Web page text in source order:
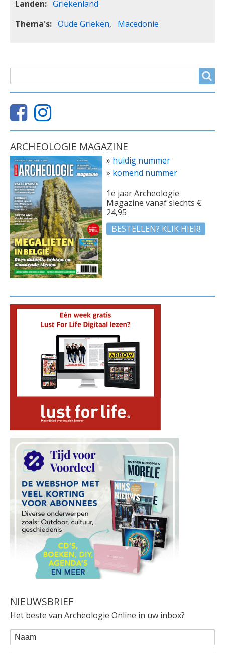
Landen
Griekenland
Thema's
Oude Grieken Macedonië
ZOEKVELD
ARCHEOLOGIE MAGAZINE
» huidig nummer
» komend nummer
1e jaar Archeologie
Magazine vanaf slechts €
24,95
BESTELLEN? KLIK HIER!
NIEUWSBRIEF
Het beste van Archeologie Online in uw inbox?
WEBFORM
Naam